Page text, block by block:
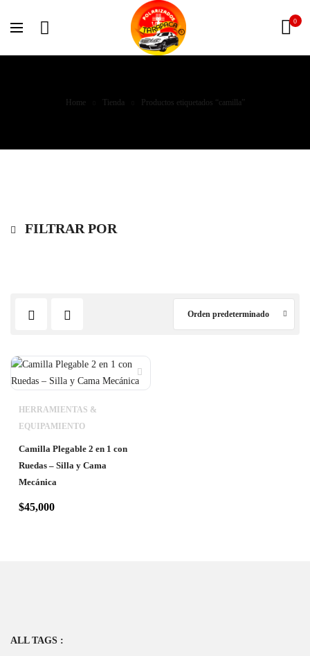
0
Home Tienda Productos etiquetados “camilla”
FILTRAR POR
Orden predeterminado
HERRAMIENTAS &
EQUIPAMIENTO
Camilla Plegable 2 en 1 con
Ruedas – Silla y Cama
Mecánica
$45,000
ALL TAGS :